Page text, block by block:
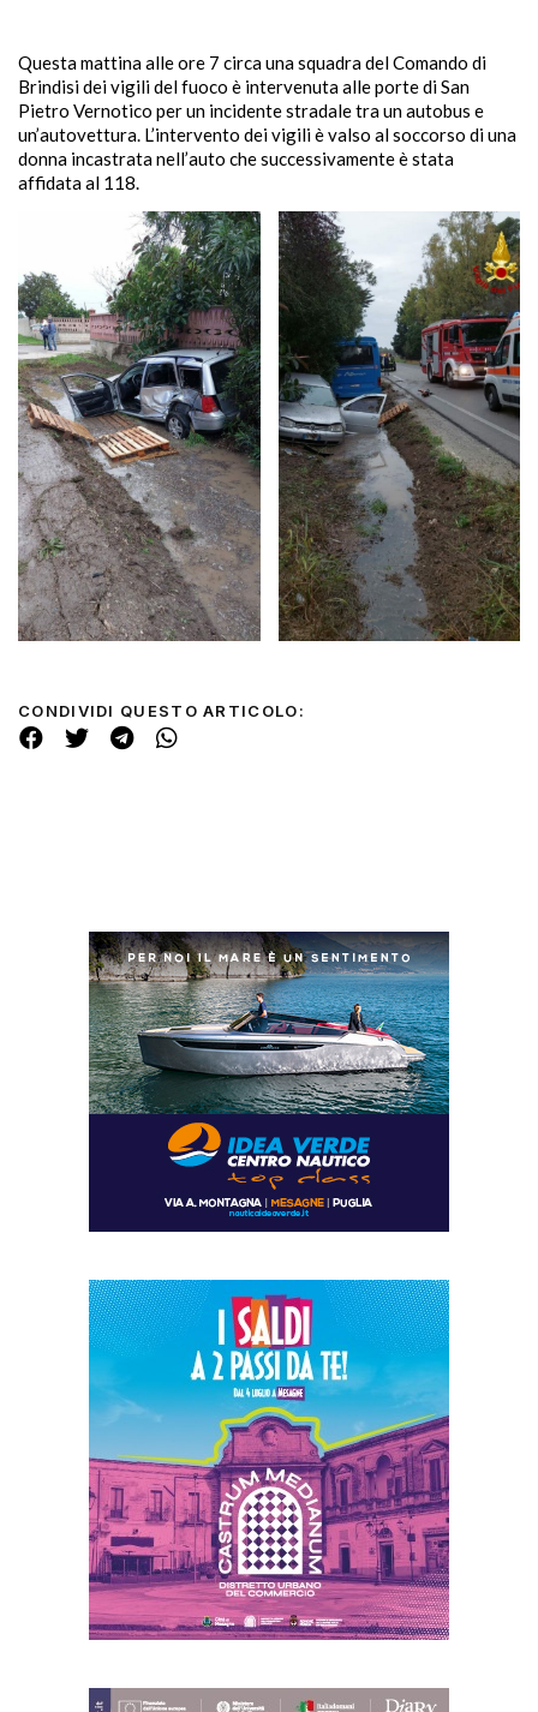
Questa mattina alle ore 7 circa una squadra del Comando di
Brindisi dei vigili del fuoco è intervenuta alle porte di San
Pietro Vernotico per un incidente stradale tra un autobus e
un’autovettura. L’intervento dei vigili è valso al soccorso di una
donna incastrata nell’auto che successivamente è stata
affidata al 118.
CONDIVIDI QUESTO ARTICOLO: